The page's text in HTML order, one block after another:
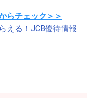
らチェック＞＞
える！JCB優待情報